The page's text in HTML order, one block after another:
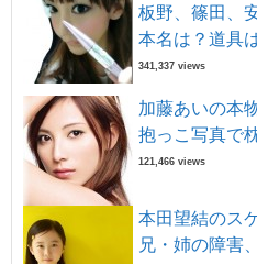
板野、篠田、
本名は？道具
341,337 views
加藤あいの本
抱っこ写真で
121,466 views
本田望結のス
兄・姉の障害